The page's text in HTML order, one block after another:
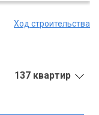
Ход строительства
137 квартир